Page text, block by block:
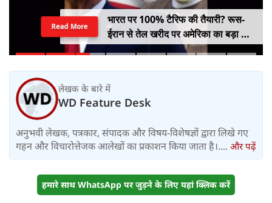
भारत पर 100% टैरिफ की तैयारी? रूस-
ईरान से तेल खरीद पर अमेरिका का बड़ा वार,
सीनेट में बिल पास
Read More
लेखक के बारे में
WD Feature Desk
अनुभवी लेखक, पत्रकार, संपादक और विषय-विशेषज्ञों द्वारा लिखे गए
गहन और विचारोत्तेजक आलेखों का प्रकाशन किया जाता है।.... और पढ़ें
हमारे साथ WhatsApp पर जुड़ने के लिए यहां क्लिक करें